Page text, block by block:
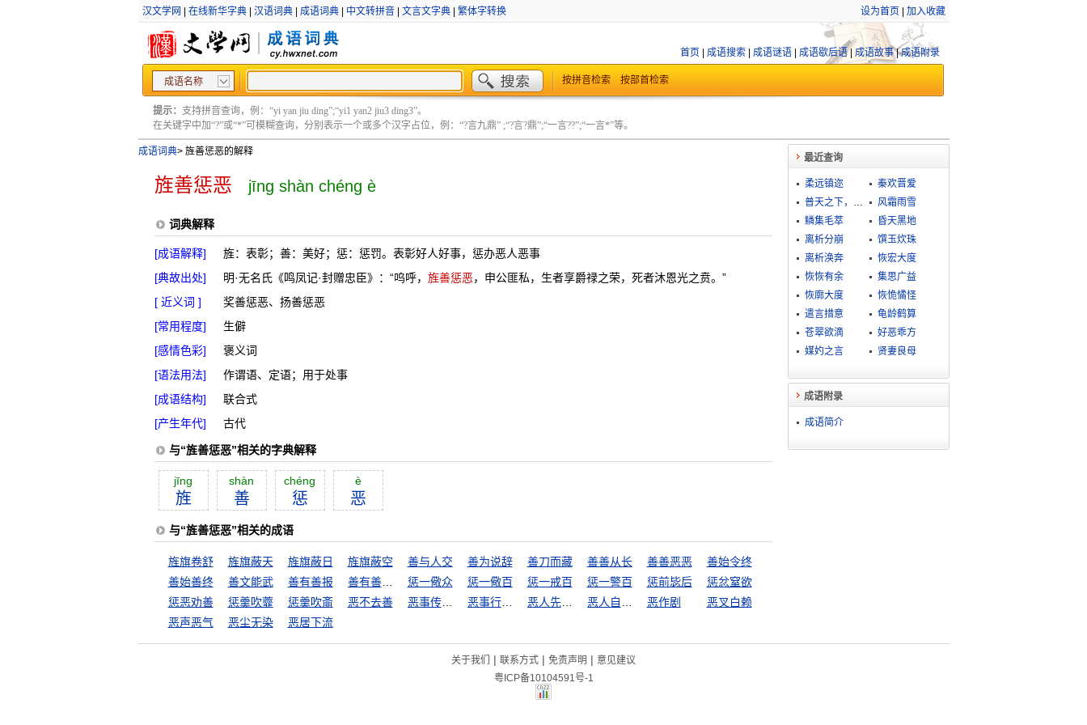
汉文学网 在线新华字典| 汉语词典| 成语词典| 中文转拼音| 文言文字典| 繁体字转换 设为首页 加入收藏
首页 成语搜索| 成语谜语| 成语歇后语| 成语故事|成语附录
成语名称 按拼音检索 按部首检索
提示： 支持拼音查询，例：“yi yan jiu ding”;“yi1 yan2 jiu3 ding3”。
在关键字中加“?”或“*”可模糊查询，分别表示一个或多个汉字占位，例：“?言九鼎” ;“?言?鼎”;“一言??”;“一言*”等。
成语词典>旌善惩恶的解释
旌善惩恶 jīng shàn chéng è
词典解释
[成语解释]
旌：表彰；善：美好；惩：惩罚。表彰好人好事，惩办恶人恶事
[典故出处]
明·无名氏《鸣凤记·封赠忠臣》：“呜呼， 旌善惩恶，申公匪私，生者享爵禄之荣，死者沐恩光之贲。”
[ 近义词 ]
奖善惩恶、扬善惩恶
[常用程度]
生僻
[感情色彩]
褒义词
[语法用法]
作谓语、定语；用于处事
[成语结构]
联合式
[产生年代]
古代
与“旌善惩恶”相关的字典解释
jīng
旌
shàn
善
chéng
惩
è
恶
与“旌善惩恶”相关的成语
旌旗卷舒 旌旗蔽天 旌旗蔽日 旌旗蔽空 善与人交 善为说辞 善刀而藏 善善从长 善善恶恶
善始令终
善始善终
善文能武 善有善报 善有善报，恶有恶报 惩一儆众 惩一儆百 惩一戒百 惩一警百 惩前毖后
惩忿窒欲
惩恶劝善
惩羹吹虀 惩羹吹齑 恶不去善 恶事传千里 恶事行千里 恶人先告状 恶作剧
恶叉白赖
恶声恶气
恶尘无染 恶居下流
最近查询
柔远镇迩
秦欢晋爱
普天之下，莫非王土
风霜雨雪
鳞集毛萃
昏天黑地
离析分崩
馔玉炊珠
离析涣奔
恢宏大度
恢恢有余
集思广益
恢廓大度
恢恑憰怪
遣言措意
龟龄鹤算
苍翠欲滴
好恶乖方
媒妁之言
贤妻良母
成语附录
成语简介
关于我们 | 联系方式 | 免责声明 | 意见建议
粤ICP备10104591号-1